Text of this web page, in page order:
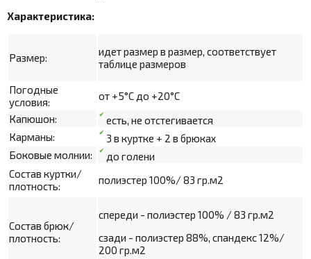
Характеристика:
Размер:
идет размер в размер, соответствует
таблице размеров
Погодные
условия:
от +5°С до +20°С
Капюшон:
есть, не отстегивается
Карманы:
3 в куртке + 2 в брюках
Боковые молнии:
до голени
Состав куртки/
плотность:
полиэстер 100%/ 83 гр.м2
Состав брюк/
плотность:
спереди - полиэстер 100% / 83 гр.м2
сзади - полиэстер 88%, спандекс 12%/
200 гр.м2